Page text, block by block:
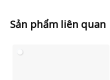
Sản phẩm liên quan